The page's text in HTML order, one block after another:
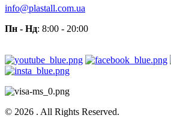
info@plastall.com.ua
Пн - Нд: 8:00 - 20:00
© 2026 . All Rights Reserved.